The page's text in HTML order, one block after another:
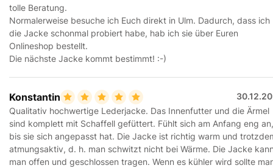
tolle Beratung.
Normalerweise besuche ich Euch direkt in Ulm. Dadurch, dass ich
die Jacke schonmal probiert habe, hab ich sie über Euren
Onlineshop bestellt.
Die nächste Jacke kommt bestimmt! :-)
Konstantin
Qualitativ hochwertige Lederjacke. Das Innenfutter und die Ärmel
sind komplett mit Schaffell gefüttert. Fühlt sich am Anfang eng an,
bis sie sich angepasst hat. Die Jacke ist richtig warm und
atmungsaktiv, d. h. man schwitzt nicht bei Wärme. Die Jacke
man offen und geschlossen tragen. Wenn es kühler wird sollte